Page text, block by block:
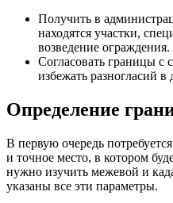
Получить в
находятся участки,
возведение ограждения.
Согласовать границы с
избежать разногласий
Определение
В первую очередь
и точное место, в котором
нужно изучить межевой и
указаны все эти параметры.